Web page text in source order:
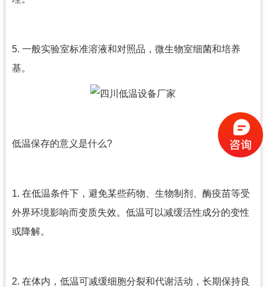
5. 一般实验室标准溶液和对照品，微生物室细菌和培养
基。
低温保存的意义是什么?
1. 在低温条件下，避免某些药物、生物制剂、酶疫苗等受
外界环境影响而变质失效。低温可以减缓活性成分的变性
或降解。
2. 在体内，低温可减缓细胞分裂和代谢活动，长期保持良